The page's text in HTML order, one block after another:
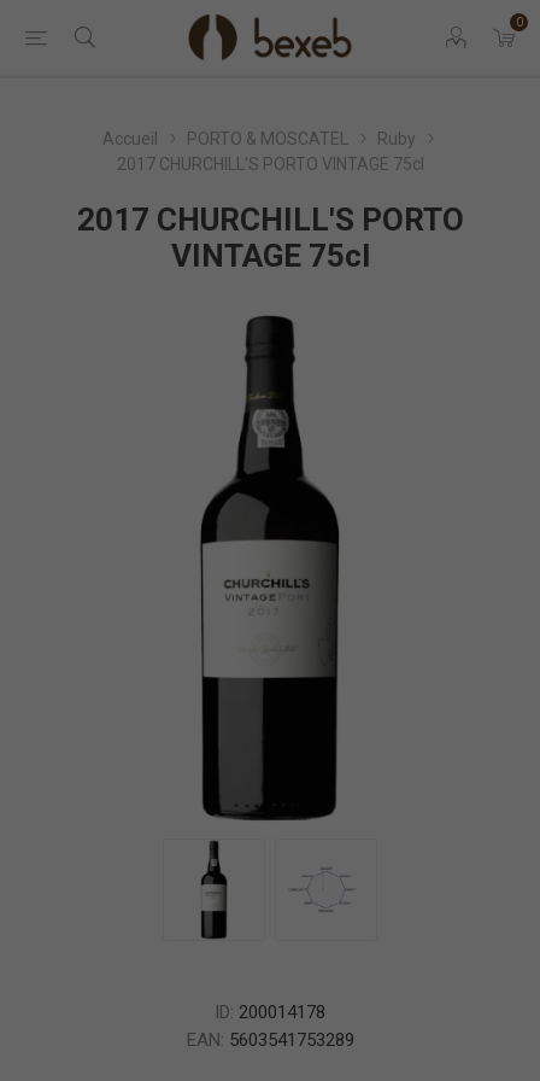
0
Accueil PORTO & MOSCATEL
Ruby
2017 CHURCHILL'S PORTO VINTAGE 75cl
2017 CHURCHILL'S PORTO
VINTAGE 75cl
ID: 200014178
EAN: 5603541753289